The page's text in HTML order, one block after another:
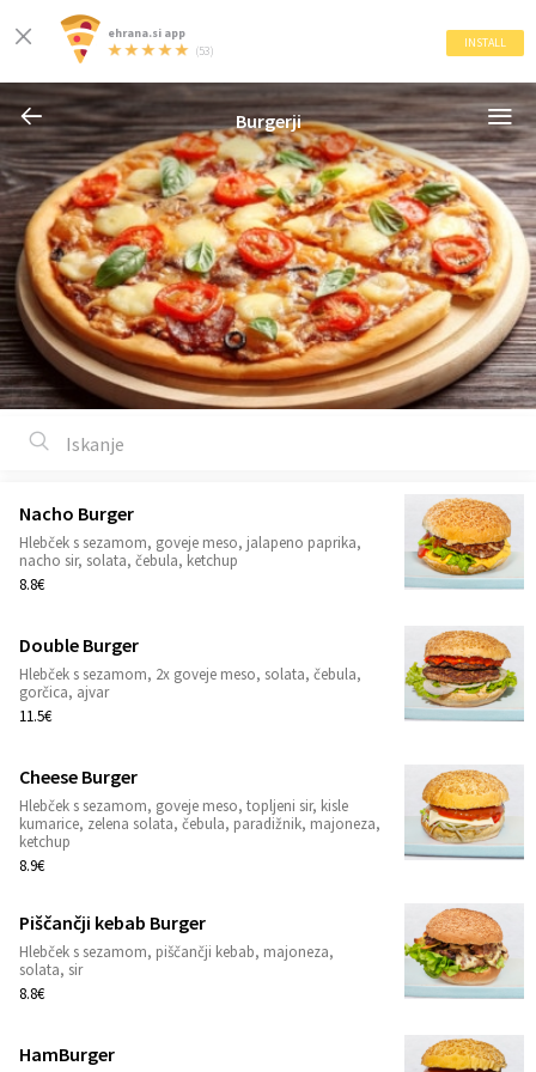
ehrana.si app
(53)
INSTALL
Burgerji
Nacho Burger
Hlebček s sezamom, goveje meso, jalapeno paprika,
nacho sir, solata, čebula, ketchup
8.8€
Double Burger
Hlebček s sezamom, 2x goveje meso, solata, čebula,
gorčica, ajvar
11.5€
Cheese Burger
Hlebček s sezamom, goveje meso, topljeni sir, kisle
kumarice, zelena solata, čebula, paradižnik, majoneza,
ketchup
8.9€
Piščančji kebab Burger
Hlebček s sezamom, piščančji kebab, majoneza,
solata, sir
8.8€
HamBurger